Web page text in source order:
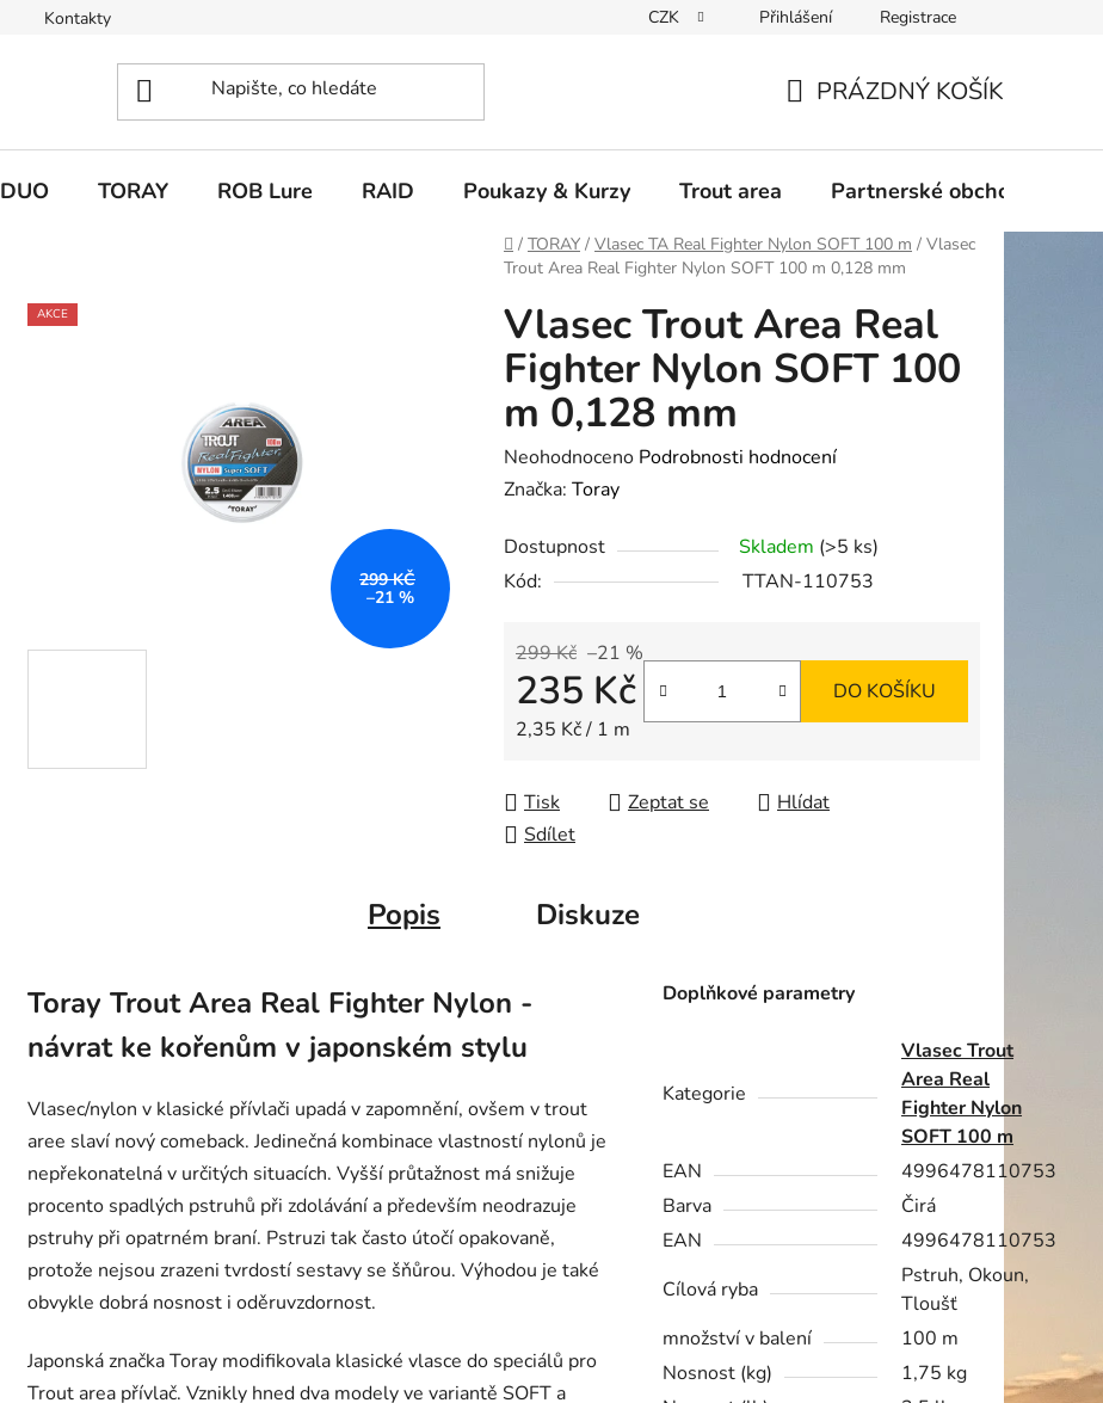
Kontakty CZK Přihlášení Registrace
KOŠÍK
PRÁZDNÝ KOŠÍK
DUO TORAY ROB Lure RAID Poukazy & Kurzy Trout area Partnerské obchody
Domů
/ TORAY / Vlasec TA Real Fighter Nylon SOFT 100 m / Vlasec
Trout Area Real Fighter Nylon SOFT 100 m 0,128 mm
Vlasec Trout Area Real
Fighter Nylon SOFT 100
m 0,128 mm
Průměrné
hodnocení
je
0,0
hvězdiček.
Neohodnoceno Podrobnosti hodnocení
Značka: Toray
Dostupnost Skladem (>5 ks)
Kód:
TTAN-110753
299 Kč –21 %
235 Kč
Měrná cena:
2,35 Kč / 1 m
DO KOŠÍKU
Tisk Zeptat se
Hlídat
Sdílet
AKCE
299 KČ
–21 %
Popis Diskuze
Toray Trout Area Real Fighter Nylon -
návrat ke kořenům v japonském stylu
Vlasec/nylon v klasické přívlači upadá v zapomnění, ovšem v trout
aree slaví nový comeback. Jedinečná kombinace vlastností nylonů je
nepřekonatelná v určitých situacích. Vyšší průtažnost má snižuje
procento spadlých pstruhů při zdolávání a především neodrazuje
pstruhy při opatrném braní. Pstruzi tak často útočí opakovaně,
protože nejsou zrazeni tvrdostí sestavy se šňůrou. Výhodou je také
obvykle dobrá nosnost i oděruvzdornost.
Japonská značka Toray modifikovala klasické vlasce do speciálů pro
Trout area přívlač. Vznikly hned dva modely ve variantě SOFT a
Doplňkové parametry
Kategorie
Vlasec Trout
Area Real
Fighter Nylon
SOFT 100 m
EAN
4996478110753
Barva
Čirá
EAN
4996478110753
Cílová ryba
Pstruh, Okoun,
Tloušť
množství v balení
100 m
Nosnost (kg)
1,75 kg